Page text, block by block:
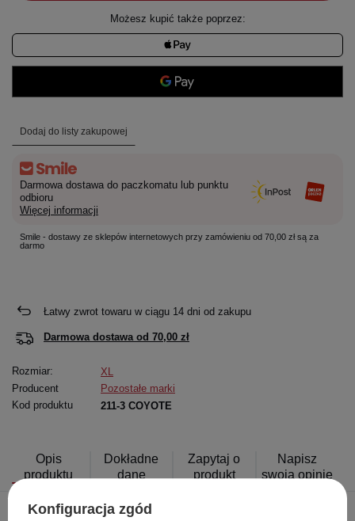
Możesz kupić także poprzez:
Dodaj do listy zakupowej
Darmowa dostawa do paczkomatu lub punktu
odbioru
Więcej informacji
Smile - dostawy ze sklepów internetowych przy zamówieniu od 70,00 zł są za
darmo
Łatwy zwrot towaru w ciągu 14 dni od zakupu
Darmowa dostawa od 70,00 zł
Rozmiar:
XL
Producent
Pozostałe marki
Kod produktu
211-3 COYOTE
Opis
produktu
Dokładne
dane
Zapytaj o
produkt
Napisz
swoją opinię
Konfiguracja zgód